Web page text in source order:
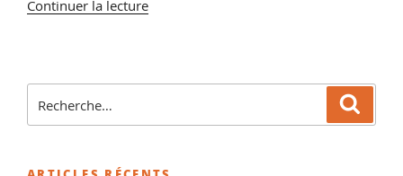
Continuer la lecturede
pour